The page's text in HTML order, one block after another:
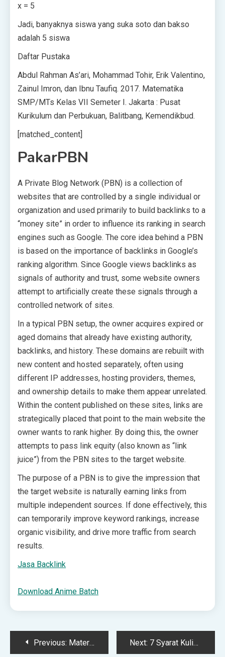
x = 5
Jadi, banyaknya siswa yang suka soto dan bakso
adalah 5 siswa
Daftar Pustaka
Abdul Rahman As’ari, Mohammad Tohir, Erik Valentino,
Zainul Imron, dan Ibnu Taufiq. 2017. Matematika
SMP/MTs Kelas VII Semeter I. Jakarta : Pusat
Kurikulum dan Perbukuan, Balitbang, Kemendikbud.
[matched_content]
PakarPBN
A Private Blog Network (PBN) is a collection of
websites that are controlled by a single individual or
organization and used primarily to build backlinks to a
“money site” in order to influence its ranking in search
engines such as Google. The core idea behind a PBN
is based on the importance of backlinks in Google’s
ranking algorithm. Since Google views backlinks as
signals of authority and trust, some website owners
attempt to artificially create these signals through a
controlled network of sites.
In a typical PBN setup, the owner acquires expired or
aged domains that already have existing authority,
backlinks, and history. These domains are rebuilt with
new content and hosted separately, often using
different IP addresses, hosting providers, themes,
and ownership details to make them appear unrelated.
Within the content published on these sites, links are
strategically placed that point to the main website the
owner wants to rank higher. By doing this, the owner
attempts to pass link equity (also known as “link
juice”) from the PBN sites to the target website.
The purpose of a PBN is to give the impression that
the target website is naturally earning links from
multiple independent sources. If done effectively, this
can temporarily improve keyword rankings, increase
organic visibility, and drive more traffic from search
results.
Jasa Backlink
Download Anime Batch
PostPrevious: Materi Matematika Kelas 7 Bab 4 Persamaan dan… Next: 7 Syarat Kuliah Jurusan Psikologi